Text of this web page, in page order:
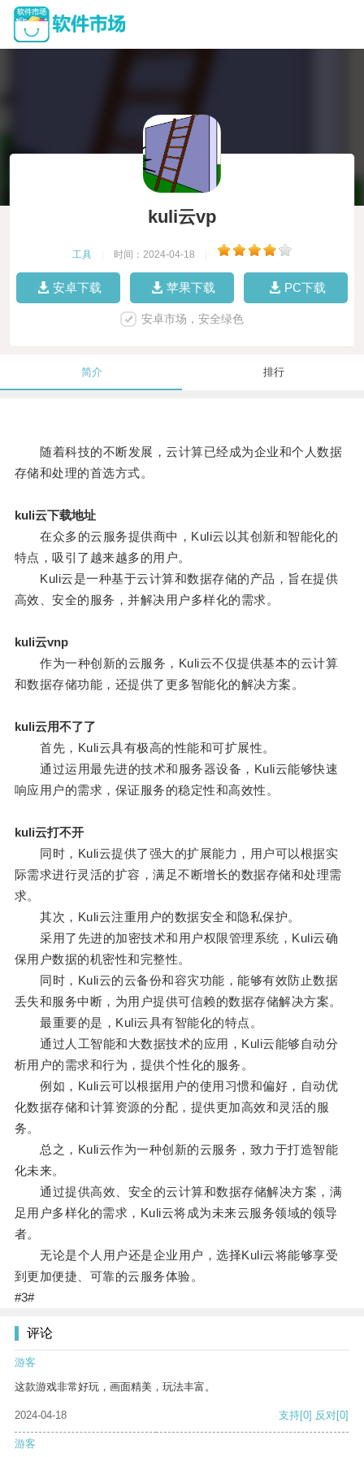
kuli云vp
工具 时间：2024-04-18
安卓下载 苹果下载 PC下载
安卓市场，安全绿色
简介 排行
随着科技的不断发展，云计算已经成为企业和个人数据
存储和处理的首选方式。
kuli云下载地址
在众多的云服务提供商中，Kuli云以其创新和智能化的
特点，吸引了越来越多的用户。
Kuli云是一种基于云计算和数据存储的产品，旨在提供
高效、安全的服务，并解决用户多样化的需求。
kuli云vnp
作为一种创新的云服务，Kuli云不仅提供基本的云计算
和数据存储功能，还提供了更多智能化的解决方案。
kuli云用不了了
首先，Kuli云具有极高的性能和可扩展性。
通过运用最先进的技术和服务器设备，Kuli云能够快速
响应用户的需求，保证服务的稳定性和高效性。
kuli云打不开
同时，Kuli云提供了强大的扩展能力，用户可以根据实
际需求进行灵活的扩容，满足不断增长的数据存储和处理需
求。
其次，Kuli云注重用户的数据安全和隐私保护。
采用了先进的加密技术和用户权限管理系统，Kuli云确
保用户数据的机密性和完整性。
同时，Kuli云的云备份和容灾功能，能够有效防止数据
丢失和服务中断，为用户提供可信赖的数据存储解决方案。
最重要的是，Kuli云具有智能化的特点。
通过人工智能和大数据技术的应用，Kuli云能够自动分
析用户的需求和行为，提供个性化的服务。
例如，Kuli云可以根据用户的使用习惯和偏好，自动优
化数据存储和计算资源的分配，提供更加高效和灵活的服
务。
总之，Kuli云作为一种创新的云服务，致力于打造智能
化未来。
通过提供高效、安全的云计算和数据存储解决方案，满
足用户多样化的需求，Kuli云将成为未来云服务领域的领导
者。
无论是个人用户还是企业用户，选择Kuli云将能够享受
到更加便捷、可靠的云服务体验。
#3#
评论
游客
这款游戏非常好玩，画面精美，玩法丰富。
2024-04-18 支持[0] 反对[0]
游客